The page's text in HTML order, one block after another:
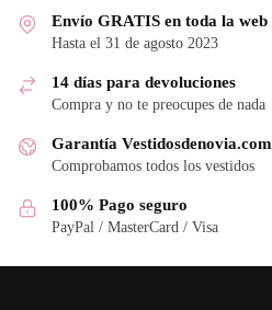
Envío GRATIS en toda la web
Hasta el 31 de agosto 2023
14 días para devoluciones
Compra y no te preocupes de nada
Garantía Vestidosdenovia.com
Comprobamos todos los vestidos
100% Pago seguro
PayPal / MasterCard / Visa